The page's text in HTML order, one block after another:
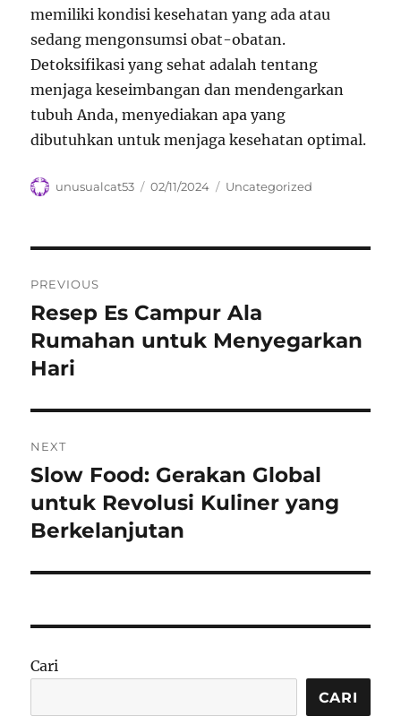
memiliki kondisi kesehatan yang ada atau
sedang mengonsumsi obat-obatan.
Detoksifikasi yang sehat adalah tentang
menjaga keseimbangan dan mendengarkan
tubuh Anda, menyediakan apa yang
dibutuhkan untuk menjaga kesehatan optimal.
Author
unusualcat53
Posted
02/11/2024 Categories
Uncategorized
pos
PREVIOUS
Previous
post:
Resep Es Campur Ala
Rumahan untuk Menyegarkan
Hari
NEXT
Next
post:
Slow Food: Gerakan Global
untuk Revolusi Kuliner yang
Berkelanjutan
Cari
CARI